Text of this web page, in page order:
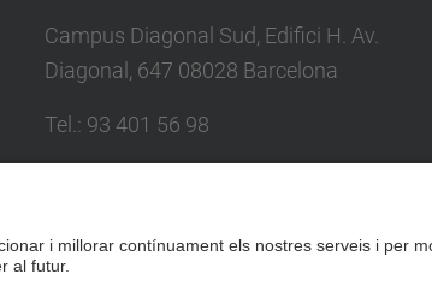
Campus Diagonal Sud, Edifici H. Av.
Diagonal, 647 08028 Barcelona
Tel. : 93 401 56 98